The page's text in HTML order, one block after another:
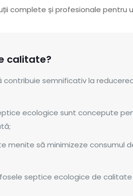
complete și profesionale pentru
calitate?
semnificativ la
ecologice sunt concepute
să minimizeze consumul
septice ecologice de calitate